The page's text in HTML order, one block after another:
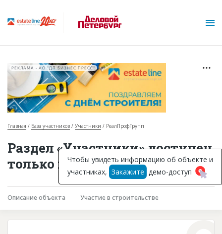
Горячие объекты
База строящихся объектов
Инвестпроекты
Глоссарий
РЕКЛАМА • АО "ДП БИЗНЕС ПРЕСС"
Главная База участников Участники РеалПрофГрупп
Раздел «Участники» доступен
только подписчикам
Описание объекта Участие в строительстве
Чтобы увидеть информацию об объекте и
участниках, Закажите демо-доступ